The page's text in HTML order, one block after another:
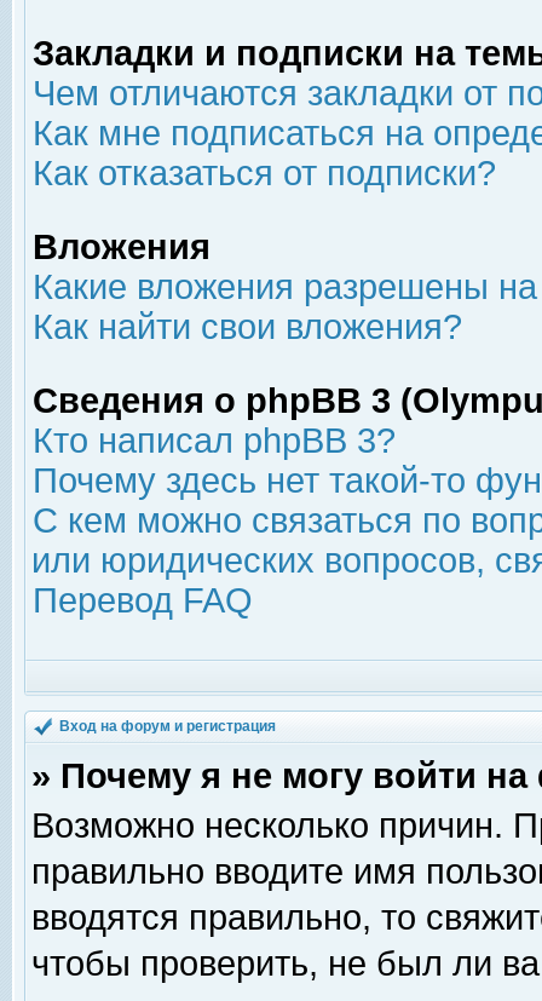
Закладки и подписки на
Чем отличаются закладки от
Как мне подписаться на
Как отказаться от подписки?
Вложения
Какие вложения разрешены
Как найти свои вложения?
Сведения о phpBB 3
Кто написал phpBB 3?
Почему здесь нет такой-то
С кем можно связаться по
или юридических вопросов,
Перевод FAQ
Вход на форум и регистрация
» Почему я не могу войти
Возможно несколько причин.
правильно вводите имя
вводятся правильно, то
чтобы проверить, не был ли